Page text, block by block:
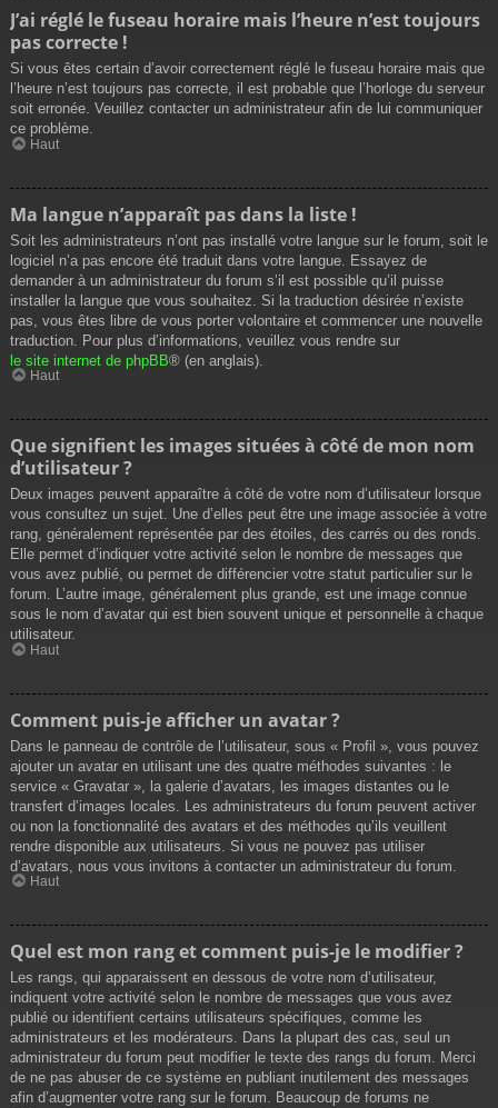
J’ai réglé le fuseau horaire mais l’heure n’est toujours
pas correcte !
Si vous êtes certain d’avoir correctement réglé le fuseau horaire mais que
l’heure n’est toujours pas correcte, il est probable que l’horloge du serveur
soit erronée. Veuillez contacter un administrateur afin de lui communiquer
ce problème.
Haut
Ma langue n’apparaît pas dans la liste !
Soit les administrateurs n’ont pas installé votre langue sur le forum, soit le
logiciel n’a pas encore été traduit dans votre langue. Essayez de
demander à un administrateur du forum s’il est possible qu’il puisse
installer la langue que vous souhaitez. Si la traduction désirée n’existe
pas, vous êtes libre de vous porter volontaire et commencer une nouvelle
traduction. Pour plus d’informations, veuillez vous rendre sur
le site internet de phpBB® (en anglais).
Haut
Que signifient les images situées à côté de mon nom
d’utilisateur ?
Deux images peuvent apparaître à côté de votre nom d’utilisateur lorsque
vous consultez un sujet. Une d’elles peut être une image associée à votre
rang, généralement représentée par des étoiles, des carrés ou des ronds.
Elle permet d’indiquer votre activité selon le nombre de messages que
vous avez publié, ou permet de différencier votre statut particulier sur le
forum. L’autre image, généralement plus grande, est une image connue
sous le nom d’avatar qui est bien souvent unique et personnelle à chaque
utilisateur.
Haut
Comment puis-je afficher un avatar ?
Dans le panneau de contrôle de l’utilisateur, sous « Profil », vous pouvez
ajouter un avatar en utilisant une des quatre méthodes suivantes : le
service « Gravatar », la galerie d’avatars, les images distantes ou le
transfert d’images locales. Les administrateurs du forum peuvent activer
ou non la fonctionnalité des avatars et des méthodes qu’ils veuillent
rendre disponible aux utilisateurs. Si vous ne pouvez pas utiliser
d’avatars, nous vous invitons à contacter un administrateur du forum.
Haut
Quel est mon rang et comment puis-je le modifier ?
Les rangs, qui apparaissent en dessous de votre nom d’utilisateur,
indiquent votre activité selon le nombre de messages que vous avez
publié ou identifient certains utilisateurs spécifiques, comme les
administrateurs et les modérateurs. Dans la plupart des cas, seul un
administrateur du forum peut modifier le texte des rangs du forum. Merci
de ne pas abuser de ce système en publiant inutilement des messages
afin d’augmenter votre rang sur le forum. Beaucoup de forums ne